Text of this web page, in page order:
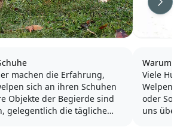
machen die Erfahrung,
sich an ihren Schuhen
Objekte der Begierde sind
gelegentlich die tägliche
Warum
Viele
oder
uns